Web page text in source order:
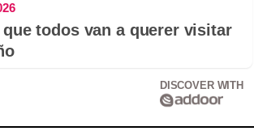
todos van a querer visitar
DISCOVER WITH